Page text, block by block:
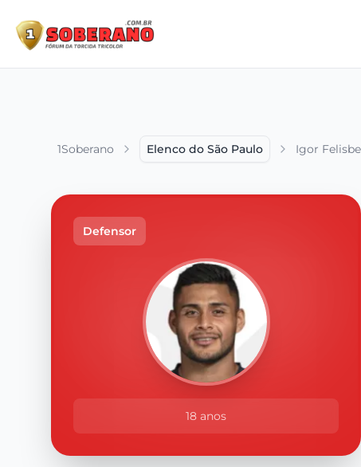
1Soberano Elenco do São Paulo Igor
Defensor
18 anos